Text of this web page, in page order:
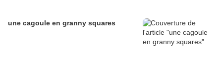
une cagoule en granny squares